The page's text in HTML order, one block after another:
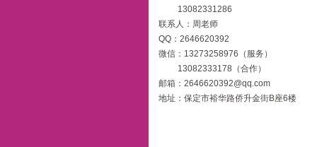
13082331286
联系人：周老师
QQ：2646620392
微信：13273258976（服务）
13082333178（合作）
邮箱：2646620392@qq.com
地址：保定市裕华路侨升金街B座6楼